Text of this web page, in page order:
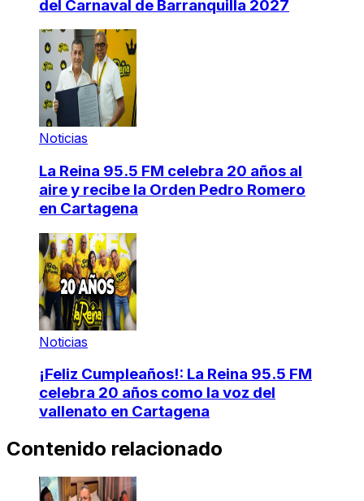
del Carnaval de Barranquilla 2027
Noticias
La Reina 95.5 FM celebra 20 años al
aire y recibe la Orden Pedro Romero
en Cartagena
Noticias
¡Feliz Cumpleaños!: La Reina 95.5 FM
celebra 20 años como la voz del
vallenato en Cartagena
Contenido relacionado